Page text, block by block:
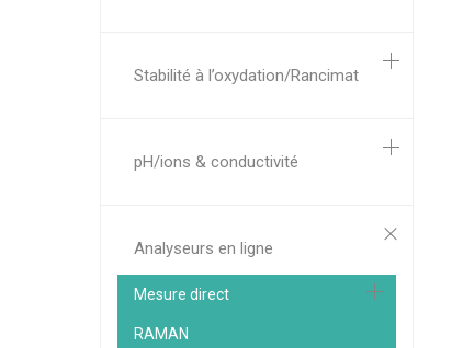
Stabilité à l’oxydation/Rancimat
pH/ions & conductivité
Analyseurs en ligne
Mesure direct
RAMAN